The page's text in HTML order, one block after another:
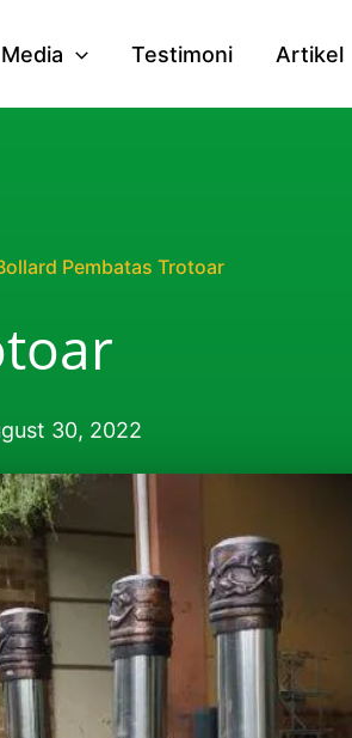
Media Testimoni Artikel
Pembatas Trotoar
30, 2022